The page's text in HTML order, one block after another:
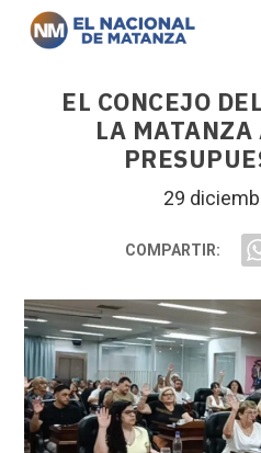
EL CONCEJO
LA MATANZA
29
COMPARTIR: